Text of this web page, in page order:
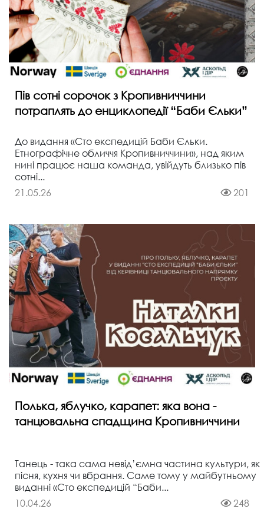
Пів сотні сорочок з Кропивниччини
потраплять до енциклопедії “Баби Єльки”
До видання «Сто експедицій Баби Єльки.
Етнографічне обличчя Кропивниччини», над яким
нині працює наша команда, увійдуть близько пів
сотні...
21.05.26
201
Полька, яблучко, карапет: яка вона -
танцювальна спадщина Кропивниччини
Танець - така сама невід’ємна частина культури, як
пісня, кухня чи вбрання. Саме тому у майбутньому
виданні «Сто експедицій “Баби...
10.04.26
248